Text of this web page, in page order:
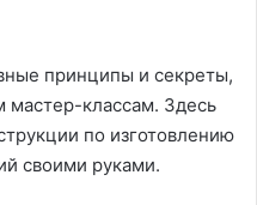
принципы и секреты,
классам. Здесь
по изготовлению
своими руками.